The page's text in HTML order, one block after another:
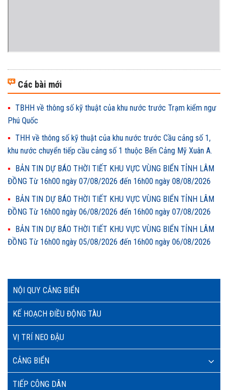
NỘI QUY CẢNG BIỂN
KẾ HOẠCH ĐIỀU ĐỘNG TÀU
VỊ TRÍ NEO ĐẬU
CẢNG BIỂN
TIẾP CÔNG DÂN
Các bài mới
TBHH về thông số kỹ thuật của khu nước trước Trạm kiểm ngư
Phú Quốc
THH về thông số kỹ thuật của khu nước trước Cầu cảng số 1,
khu nước chuyển tiếp cầu cảng số 1 thuộc Bến Cảng Mỹ Xuân A.
BẢN TIN DỰ BÁO THỜI TIẾT KHU VỰC VÙNG BIỂN TỈNH LÂM
ĐỒNG Từ 16h00 ngày 07/08/2026 đến 16h00 ngày 08/08/2026
BẢN TIN DỰ BÁO THỜI TIẾT KHU VỰC VÙNG BIỂN TỈNH LÂM
ĐỒNG Từ 16h00 ngày 06/08/2026 đến 16h00 ngày 07/08/2026
BẢN TIN DỰ BÁO THỜI TIẾT KHU VỰC VÙNG BIỂN TỈNH LÂM
ĐỒNG Từ 16h00 ngày 05/08/2026 đến 16h00 ngày 06/08/2026